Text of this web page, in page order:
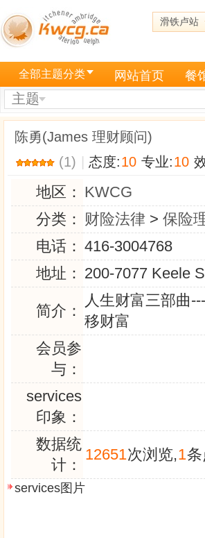
滑铁卢站
全部主题分类 网站首页 餐
主题
陈勇(James 理财顾问)
(1)
态度:10 专业:10
地区： KWCG
分类： 财险法律 > 保险
电话： 416-3004768
地址： 200-7077 Keele
简介：
人生财富三部曲
移财富
会员参
与：
services
印象：
数据统
计：
12651次浏览,1
services图片